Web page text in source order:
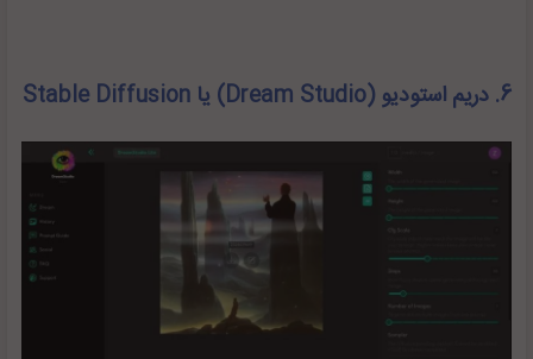
6. دریم استودیو (Dream Studio) یا Stable Diffusion